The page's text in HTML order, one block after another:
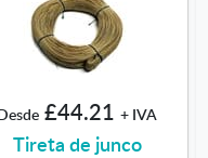
£44.21 + IVA
Tireta de junco